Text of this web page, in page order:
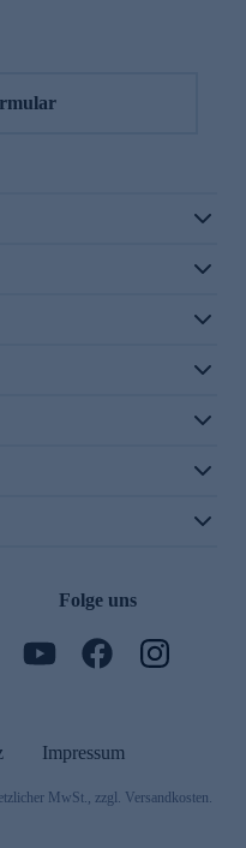
Folge uns
Impressum
MwSt., zzgl. Versandkosten.